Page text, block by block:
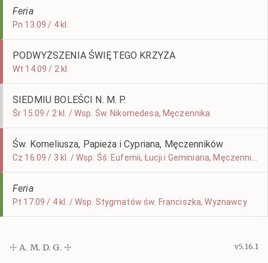
Feria
Pn 13.09 / 4 kl.
PODWYŻSZENIA ŚWIĘTEGO KRZYŻA
Wt 14.09 / 2 kl.
SIEDMIU BOLEŚCI N. M. P.
Śr 15.09 / 2 kl. / Wsp. Św. Nikomedesa, Męczennika
Św. Korneliusza, Papieża i Cypriana, Męczenników
Feria
Pt 17.09 / 4 kl. / Wsp. Stygmatów św. Franciszka, Wyznawcy
☩ A. M. D. G. ☩ v5.16.1